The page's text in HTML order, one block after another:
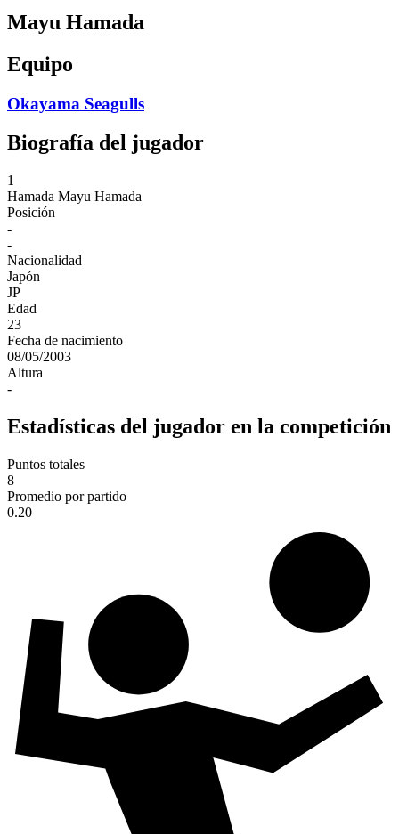
Mayu Hamada
Equipo
Okayama Seagulls
Biografía del jugador
1
Hamada Mayu Hamada
Posición
-
-
Nacionalidad
Japón
JP
Edad
23
Fecha de nacimiento
08/05/2003
Altura
-
Estadísticas del jugador en la competición
Puntos totales
8
Promedio por partido
0.20